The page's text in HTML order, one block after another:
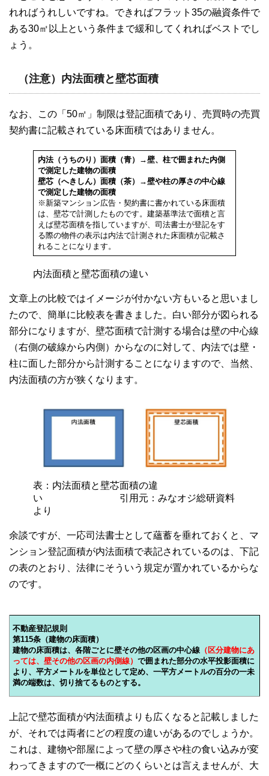
れればうれしいですね。できればフラット35の融資条件で
ある30㎡以上という条件まで緩和してくれればベストでし
ょう。
（注意）内法面積と壁芯面積
なお、この「50㎡」制限は登記面積であり、売買時の売買
契約書に記載されている床面積ではありません。
内法（うちのり）面積（青）→壁、柱で囲まれた内側
で測定した建物の面積
壁芯（へきしん）面積（茶）→壁や柱の厚さの中心線
で測定した建物の面積
※新築マンション広告・契約書に書かれている床面積
は、壁芯で計測したものです。建築基準法で面積と言
えば壁芯面積を指していますが、司法書士が登記をす
る際の物件の表示は内法で計測された床面積が記載さ
れることになります。
内法面積と壁芯面積の違い
文章上の比較ではイメージが付かない方もいると思いまし
たので、簡単に比較表を書きました。白い部分が図られる
部分になりますが、壁芯面積で計測する場合は壁の中心線
（右側の破線から内側）からなのに対して、内法では壁・
柱に面した部分から計測することになりますので、当然、
内法面積の方が狭くなります。
表：内法面積と壁芯面積の違
い 引用元：みなオジ総研資料
より
余談ですが、一応司法書士として蘊蓄を垂れておくと、マ
ンション登記面積が内法面積で表記されているのは、下記
の表のとおり、法律にそういう規定が置かれているからな
のです。
不動産登記規則
第115条（建物の床面積）
建物の床面積は、各階ごとに壁その他の区画の中心線 （区分建物にあ
っては、壁その他の区画の内側線） で囲まれた部分の水平投影面積に
より、平方メートルを単位として定め、一平方メートルの百分の一未
満の端数は、切り捨てるものとする。
上記で壁芯面積が内法面積よりも広くなると記載しました
が、それでは両者にどの程度の違いがあるのでしょうか。
これは、建物や部屋によって壁の厚さや柱の食い込みが変
わってきますので一概にどのくらいとは言えませんが、大